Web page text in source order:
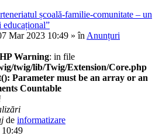
școală-familie-comunitate – un
educațional”
Mar 2023 10:49 » în Anunțuri
Warning: in file
twig/lib/Twig/Extension/Core.php
Parameter must be an array or an
Countable
de informatizare